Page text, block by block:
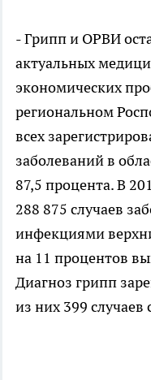
- Грипп и ОРВИ
актуальных
экономических
региональном
всех
заболеваний в
87,5 процента. В
288 875 случаев
инфекциями
на 11 процентов
Диагноз грипп
из них 399 случаев